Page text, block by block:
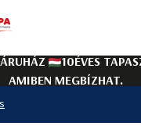
10ÉVES
AMIBEN MEGBÍZHAT.